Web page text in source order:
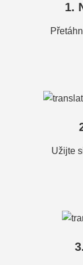
1.
Užijte